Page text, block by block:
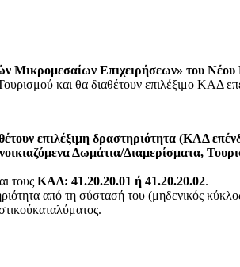
Μικρομεσαίων Επιχειρήσεων» του
και θα διαθέτουν επιλέξιμο ΚΑΔ
επιλέξιμη δραστηριότητα (ΚΑΔ
Δωμάτια/Διαμερίσματα,
τους ΚΑΔ: 41.20.20.01 ή 41.20.20.02.
από τη σύστασή του (μηδενικός